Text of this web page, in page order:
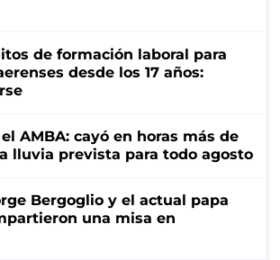
de formación laboral para
desde los 17 años:
AMBA: cayó en horas más de
lluvia prevista para todo agosto
Bergoglio y el actual papa
una misa en